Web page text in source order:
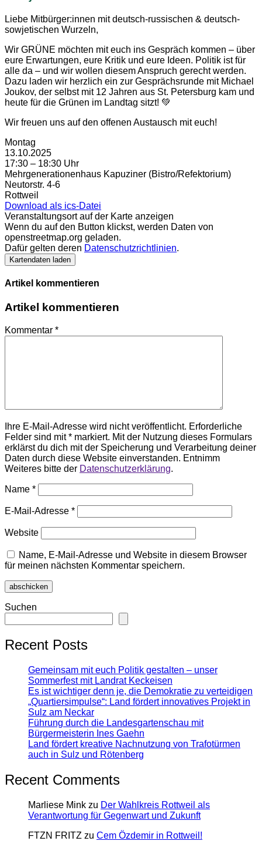
Liebe Mitbürger:innen mit deutsch-russischen & deutsch-
sowjetischen Wurzeln,
Wir GRÜNE möchten mit euch ins Gespräch kommen – über
eure Erwartungen, eure Kritik und eure Ideen. Politik ist für
alle da – und wir wollen diesem Anspruch gerecht werden.
Dazu laden wir herzlich ein zur Gesprächsrunde mit Michael
Joukov, der selbst mit 12 Jahren aus St. Petersburg kam und
heute für die Grünen im Landtag sitzt! 💚
Wir freuen uns auf den offenen Austausch mit euch!
Montag
13.10.2025
17:30 – 18:30 Uhr
Mehrgenerationenhaus Kapuziner (Bistro/Refektorium)
Neutorstr. 4-6
Rottweil
Download als ics-Datei
Veranstaltungsort auf der Karte anzeigen
Wenn du auf den Button klickst, werden Daten von
openstreetmap.org geladen.
Dafür gelten deren Datenschutzrichtlinien.
Kartendaten laden
Artikel kommentieren
Artikel kommentieren
Kommentar *
Ihre E-Mail-Adresse wird nicht veröffentlicht. Erforderliche
Felder sind mit * markiert. Mit der Nutzung dieses Formulars
erklärst du dich mit der Speicherung und Verarbeitung deiner
Daten durch diese Website einverstanden. Entnimm
Weiteres bitte der Datenschutzerklärung.
Name *
E-Mail-Adresse *
Website
Name, E-Mail-Adresse und Website in diesem Browser
für meinen nächsten Kommentar speichern.
Suchen
Recent Posts
Gemeinsam mit euch Politik gestalten – unser
Sommerfest mit Landrat Keckeisen
Es ist wichtiger denn je, die Demokratie zu verteidigen
„Quartiersimpulse“: Land fördert innovatives Projekt in
Sulz am Neckar
Führung durch die Landesgartenschau mit
Bürgermeisterin Ines Gaehn
Land fördert kreative Nachnutzung von Trafotürmen
auch in Sulz und Rötenberg
Recent Comments
Marliese Mink zu Der Wahlkreis Rottweil als
Verantwortung für Gegenwart und Zukunft
FTZN FRITZ zu Cem Özdemir in Rottweil!